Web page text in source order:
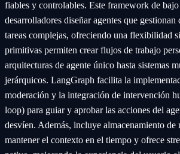
fiables y controlables. Este framework de
desarrolladores diseñar agentes que gestionan
tareas complejas, ofreciendo una flexibilidad
primitivas permiten crear flujos de trabajo
arquitecturas de agente único hasta sistemas
jerárquicos. LangGraph facilita la
moderación y la integración de intervención
loop) para guiar y aprobar las acciones del
desvíen. Además, incluye almacenamiento de
mantener el contexto en el tiempo y ofrece